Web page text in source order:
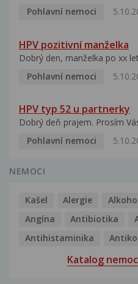
Pohlavní nemoci
HPV pozitivní manželka
Dobrý den, manželka po xx
Pohlavní nemoci
HPV typ 52 u partnerky
Dobrý deň prajem. Prosím
Pohlavní nemoci
NEMOCI
Kašel Alergie
Angína
Antibiotika
Antihistaminika
Katalog